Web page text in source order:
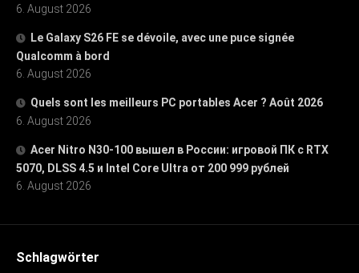
6. August 2026
Le Galaxy S26 FE se dévoile, avec une puce signée
Qualcomm à bord
6. August 2026
Quels sont les meilleurs PC portables Acer ? Août 2026
6. August 2026
Acer Nitro N30-100 вышел в России: игровой ПК с RTX
5070, DLSS 4.5 и Intel Core Ultra от 200 999 рублей
6. August 2026
Schlagwörter